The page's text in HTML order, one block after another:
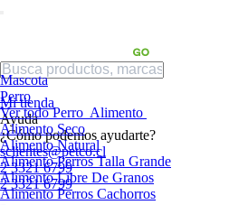
Mi tienda
Ayuda
¿Cómo podemos ayudarte?
sclientes@petco.cl
2 3321 6799
2 3321 6799
Mascota
Perro
Ver todo Perro Alimento
Alimento Seco
Alimento Natural
Alimento Perros Talla Grande
Alimento Libre De Granos
Alimento Perros Cachorros